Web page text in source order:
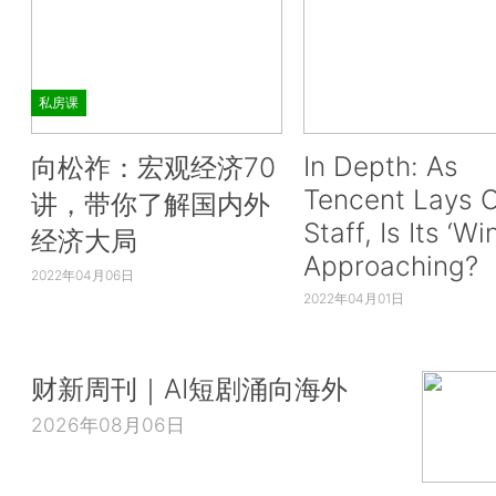
私房课
向松祚：宏观经济70
讲，带你了解国内外
经济大局
2022年04月06日
In Depth: As
Tencent Lays
Staff, Is Its
Approaching?
2022年04月01日
财新周刊｜AI短剧涌向海外
2026年08月06日